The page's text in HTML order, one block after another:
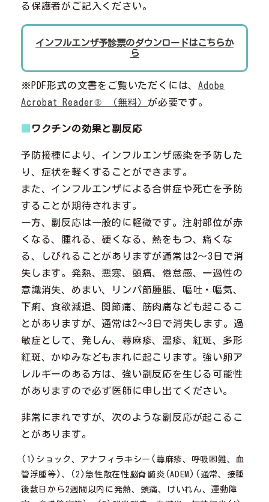
る保護者がご記入ください。
インフルエンザ予診票のダウンロードはこちらか
ら
※PDF形式の文書をご覧いただくには、Adobe
Acrobat Reader® （無料） が必要です。
ワクチンの効果と副反応
予防接種により、インフルエンザ感染を予防した
り、症状を軽くすることができます。
また、インフルエンザによる合併症や死亡を予防
することが期待されます。
一方、副反応は一般的に軽微です。注射部位が赤
くなる、腫れる、硬くなる、熱をもつ、痛くな
る、しびれることがありますが通常は2～3日で消
失します。発熱、悪寒、頭痛、倦怠感、一過性の
意識消失、めまい、リンパ節腫脹、嘔吐・嘔気、
下痢、食欲減退、関節痛、筋肉痛なども起こるこ
とがありますが、通常は2～3日で消失します。過
敏症として、発しん、蕁麻疹、湿疹、紅斑、多形
紅斑、かゆみなどもまれに起こります。強い卵ア
レルギーのある方は、強い副反応を生じる可能性
がありますので必ず医師に申し出てください。
非常にまれですが、次のような副反応が起こるこ
とがあります。
(1)ショック、アナフィラキシー(蕁麻疹、呼吸困難、血
管浮腫等)、(2)急性散在性脳脊髄炎(ADEM)(通常、接種
後数日から2週間以内に発熱、頭痛、けいれん、運動障